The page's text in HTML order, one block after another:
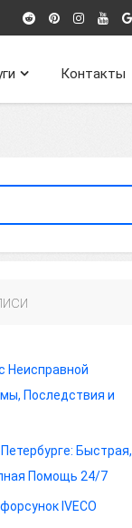
Контакты
Неисправной
Последствия и
Быстрая,
Помощь 24/7
IVECO